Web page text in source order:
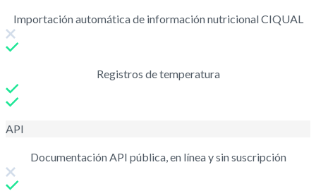
Importación automática de información nutricional CIQUAL
Registros de temperatura
API
Documentación API pública, en línea y sin suscripción